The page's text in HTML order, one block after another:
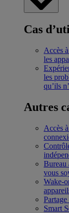
Cas
Accès
les
les
qu’ils
Autres
Accès
Bureau
vous
Wake-
Partage
Smart